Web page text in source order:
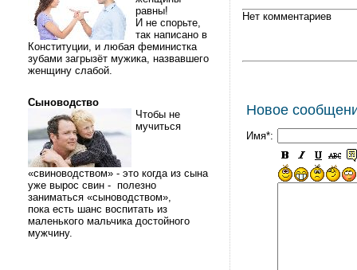
равны!
И не спорьте,
так написано в
Конституции, и любая феминистка
зубами загрызёт мужика, назвавшего
женщину слабой.
Сыноводство
Чтобы не
мучиться
«свиноводством» - это когда из сына
уже вырос свин - полезно
заниматься «сыноводством»,
пока есть шанс воспитать из
маленького мальчика достойного
мужчину.
Нет комментариев
Новое
Имя*: